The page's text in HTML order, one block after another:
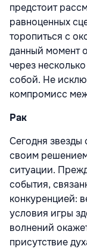
предстоит
равноценных
торопиться с
данный момент
через
собой. Не
компромисс
Рак
Сегодня звезды
своим
ситуации.
события,
конкуренцией:
условия игры
волнений
присутствие